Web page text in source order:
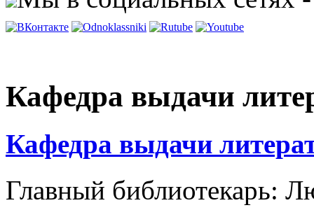
Кафедра выдачи
Кафедра выдачи
Главный библиотекарь: